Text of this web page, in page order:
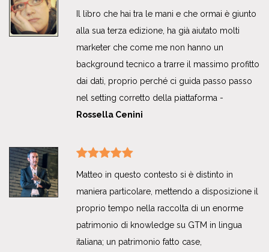
Il libro che hai tra le mani e che ormai è giunto
alla sua terza edizione, ha già aiutato molti
marketer che come me non hanno un
background tecnico a trarre il massimo profitto
dai dati, proprio perché ci guida passo passo
nel setting corretto della piattaforma -
Rossella Cenini
Matteo in questo contesto si è distinto in
maniera particolare, mettendo a disposizione il
proprio tempo nella raccolta di un enorme
patrimonio di knowledge su GTM in lingua
italiana; un patrimonio fatto case,